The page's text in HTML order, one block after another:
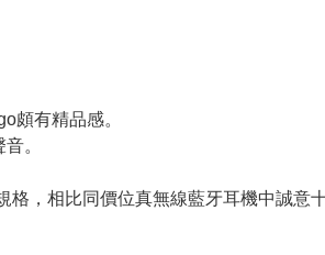
頗有精品感。
。
格，相比同價位真無線藍牙耳機中誠意